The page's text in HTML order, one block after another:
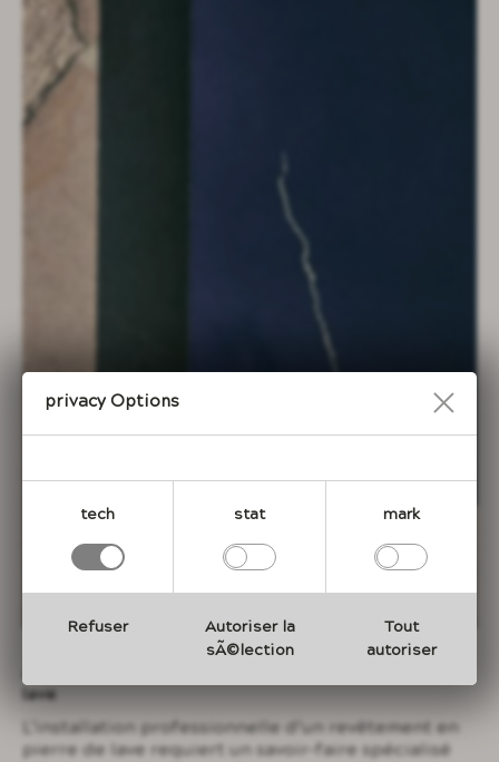
lave
L’installation professionnelle d’un revêtement en
pierre de lave requiert un savoir-faire spécialisé
Privacy Options
tech stat mark
Refuser
Autoriser la
sÃ©lection
Tout
autoriser